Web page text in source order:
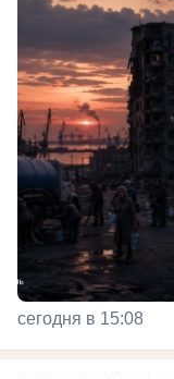
сегодня в 15:08